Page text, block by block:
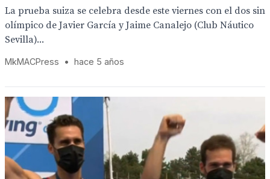
La prueba suiza se celebra desde este viernes con el dos sin
olímpico de Javier García y Jaime Canalejo (Club Náutico
Sevilla)...
MkMACPress • hace 5 años